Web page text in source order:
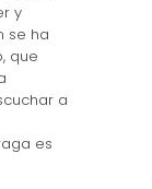
y
se ha
que
a
es